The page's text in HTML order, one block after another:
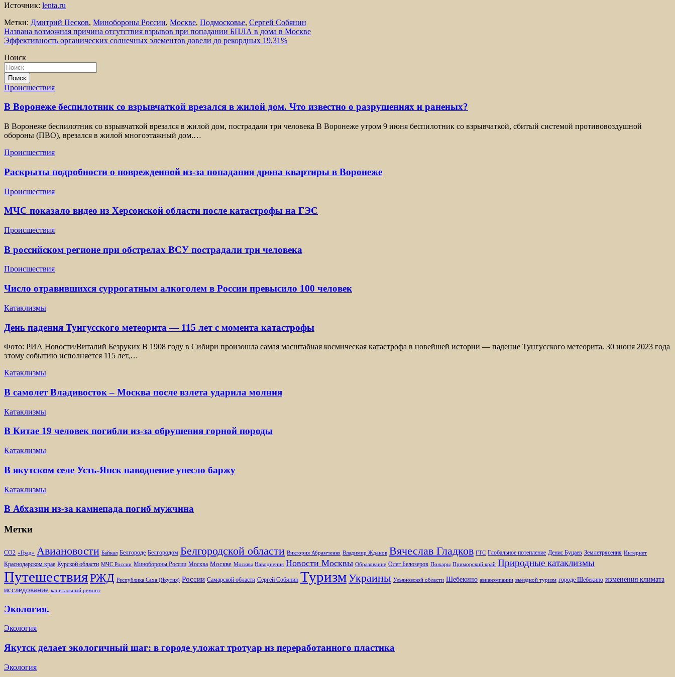
Источник: lenta.ru
Метки: Дмитрий Песков, Минобороны России, Москве, Подмосковье, Сергей Собянин
Навигация
по
записям
Названа возможная причина отсутствия взрывов при попадании БПЛА в дома в Москве
Эффективность органических солнечных элементов довели до рекордных 19,31%
Поиск
Поиск
Происшествия
В Воронеже беспилотник со взрывчаткой врезался в жилой дом. Что известно о разрушениях и раненых?
В Воронеже беспилотник со взрывчаткой врезался в жилой дом, пострадали три человека В Воронеже утром 9 июня беспилотник со взрывчаткой, сбитый системой противовоздушной
обороны (ПВО), врезался в жилой многоэтажный дом.…
Происшествия
Раскрыты подробности о поврежденной из-за попадания дрона квартиры в Воронеже
Происшествия
МЧС показало видео из Херсонской области после катастрофы на ГЭС
Происшествия
В российском регионе при обстрелах ВСУ пострадали три человека
Происшествия
Число отравившихся суррогатным алкоголем в России превысило 100 человек
Катаклизмы
День падения Тунгусского метеорита — 115 лет с момента катастрофы
Фото: РИА Новости/Виталий Безруких В 1908 году в Сибири произошла самая масштабная космическая катастрофа в новейшей истории — падение Тунгусского метеорита. 30 июня 2023 года
этому событию исполняется 115 лет,…
Катаклизмы
В самолет Владивосток – Москва после взлета ударила молния
Катаклизмы
В Китае 19 человек погибли из-за обрушения горной породы
Катаклизмы
В якутском селе Усть-Янск наводнение унесло баржу
Катаклизмы
В Абхазии из-за камнепада погиб мужчина
Метки
CO2 «Град» Авиановости Байкал Белгороде Белгородом Белгородской области Виктория Абрамченко Владимир Жданов Вячеслав Гладков ГТС Глобальное потепление Денис Буцаев Землетрясения Интернет
Краснодарском крае Курской области МЧС России Минобороны России Москва Москве Москвы Наводнения Новости Москвы Образование Олег Белозеров Пожары Приморский край Природные катаклизмы
ПутешествияРЖД Республика Саха (Якутия) России Самарской области Сергей Собянин ТуризмУкраины Ульяновской области Шебекино авиакомпании выездной туризм городе Шебекино изменения климата
исследование капитальный ремонт
Экология.
Экология
Якутск делает экологичный шаг: в городе уложат тротуар из переработанного пластика
Экология